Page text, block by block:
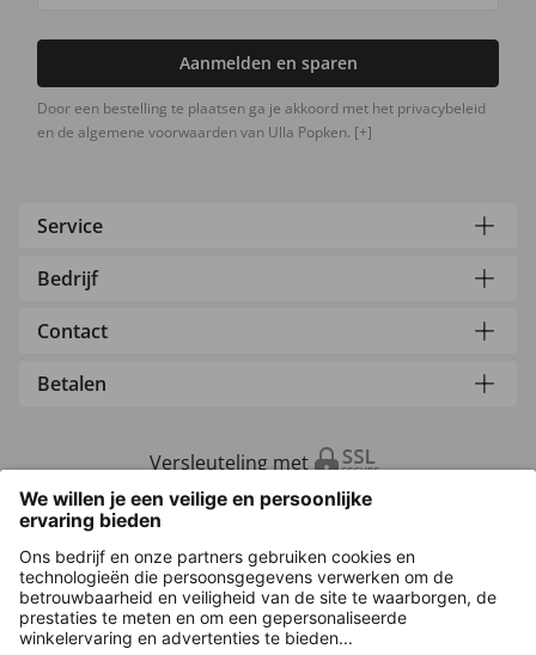
Aanmelden en sparen
Door een bestelling te plaatsen ga je akkoord met het privacybeleid
en de algemene voorwaarden van Ulla Popken. [+]
Service
Bedrijf
Contact
Betalen
Versleuteling met
Overige webwinkels
Nederland